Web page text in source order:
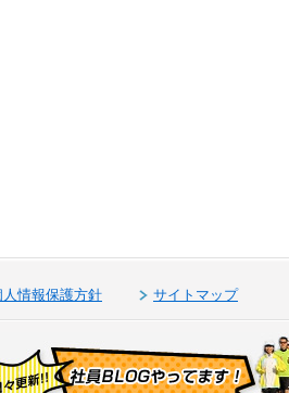
人情報保護方針 サイトマップ